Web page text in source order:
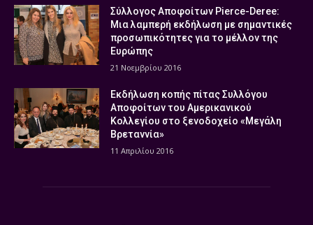
Σύλλογος Αποφοίτων Pierce-Deree:
Μια λαμπερή εκδήλωση με σημαντικές
προσωπικότητες για το μέλλον της
Ευρώπης
21 Νοεμβρίου 2016
Εκδήλωση κοπής πίτας Συλλόγου
Αποφοίτων του Αμερικανικού
Κολλεγίου στο ξενοδοχείο «Μεγάλη
Βρεταννία»
11 Απριλίου 2016